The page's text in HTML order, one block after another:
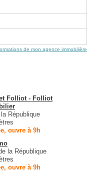
de mon agence immobilière
Folliot - Folliot
République
ouvre à 9h
la République
ouvre à 9h